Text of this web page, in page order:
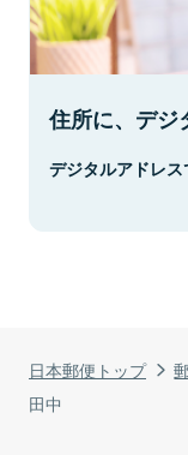
日本郵便トップ
田中
住所に、デジ
デジタルアドレス